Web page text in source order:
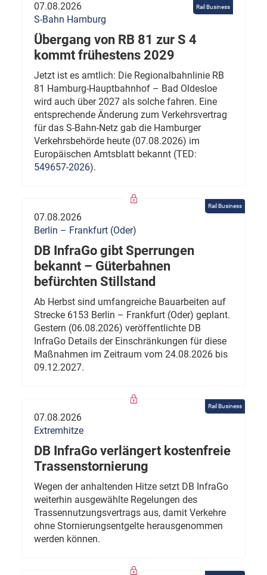
Rail Business
07.08.2026
S-Bahn Hamburg
Übergang von RB 81 zur S 4
kommt frühestens 2029
Jetzt ist es amtlich: Die Regionalbahnlinie RB
81 Hamburg-Hauptbahnhof – Bad Oldesloe
wird auch über 2027 als solche fahren. Eine
entsprechende Änderung zum Verkehrsvertrag
für das S-Bahn-Netz gab die Hamburger
Verkehrsbehörde heute (07.08.2026) im
Europäischen Amtsblatt bekannt (TED:
549657-2026).
Rail Business
07.08.2026
Berlin – Frankfurt (Oder)
DB InfraGo gibt Sperrungen
bekannt – Güterbahnen
befürchten Stillstand
Ab Herbst sind umfangreiche Bauarbeiten auf
Strecke 6153 Berlin – Frankfurt (Oder) geplant.
Gestern (06.08.2026) veröffentlichte DB
InfraGo Details der Einschränkungen für diese
Maßnahmen im Zeitraum vom 24.08.2026 bis
09.12.2027.
Rail Business
07.08.2026
Extremhitze
DB InfraGo verlängert kostenfreie
Trassenstornierung
Wegen der anhaltenden Hitze setzt DB InfraGo
weiterhin ausgewählte Regelungen des
Trassennutzungsvertrags aus, damit Verkehre
ohne Stornierungsentgelte herausgenommen
werden können.